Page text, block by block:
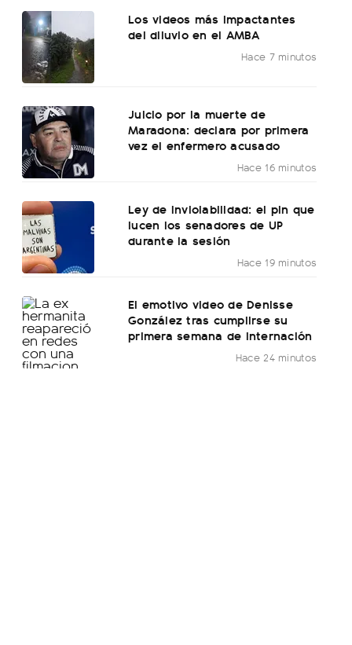
Los videos más impactantes
del diluvio en el AMBA
Hace 7 minutos
Juicio por la muerte de
Maradona: declara por primera
vez el enfermero acusado
Hace 16 minutos
Ley de Inviolabilidad: el pin que
lucen los senadores de UP
durante la sesión
Hace 19 minutos
El emotivo video de Denisse
González tras cumplirse su
primera semana de internación
Hace 24 minutos